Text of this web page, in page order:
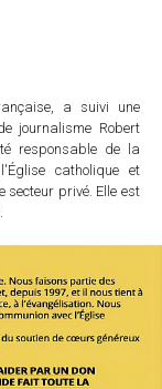
a suivi une
journalisme Robert
responsable de la
catholique et
secteur privé. Elle est